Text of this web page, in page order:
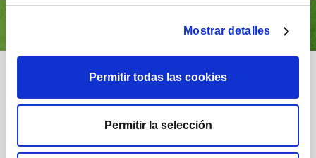
Mostrar detalles
Permitir todas las cookies
Permitir la selección
Nuestra comunidad